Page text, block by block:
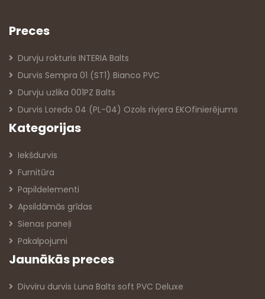
Preces
Durvju rokturis INTERIA Balts
Durvis Sempra 01 (ST1) Bianco PVC
Durvju uzlika 001PZ Balts
Durvis Loredo 04 (PL-04) Ozols rivjera EKOfinierējums
Kategorijas
Iekšdurvis
Furnitūra
Papildelementi
Apsildāmās grīdas
Sienas paneļi
Pakalpojumi
Jaunākās preces
Divviru durvis Luna Balts soft PVC Deluxe